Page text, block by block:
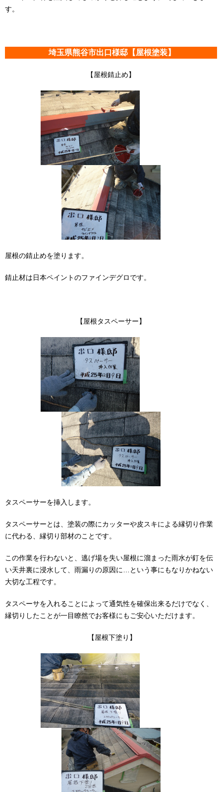
す。
埼玉県熊谷市出口様邸【屋根塗装】
【屋根錆止め】
屋根の錆止めを塗ります。
錆止材は日本ペイントのファインデグロです。
【屋根タスペーサー】
タスペーサーを挿入します。
タスペーサーとは、塗装の際にカッターや皮スキによる縁切り作業
に代わる、縁切り部材のことです。
この作業を行わないと、逃げ場を失い屋根に溜まった雨水が釘を伝
い天井裏に浸水して、雨漏りの原因に…という事にもなりかねない
大切な工程です。
タスペーサを入れることによって通気性を確保出来るだけでなく、
縁切りしたことが一目瞭然でお客様にもご安心いただけます。
【屋根下塗り】